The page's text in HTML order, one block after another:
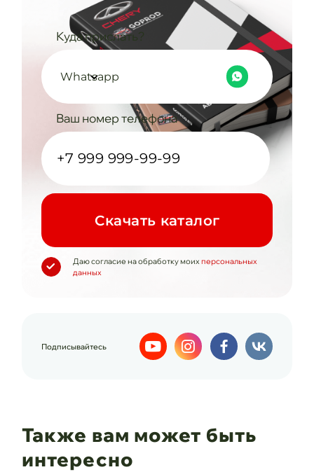
Куда прислать?
Whatsapp
Ваш номер телефона
Cкачать каталог
Даю согласие на обработку моих персональных
данных
Подписывайтесь
Также вам может быть
интересно